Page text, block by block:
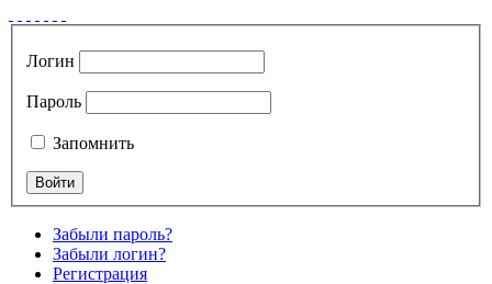
Логин
Пароль
Запомнить
Забыли пароль?
Забыли логин?
Регистрация